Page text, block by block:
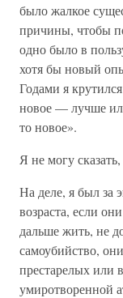
было жалкое
причины, чтобы
одно было в
хотя бы новый
Годами я
новое — лучше
то новое».
Я не могу
На деле, я был за
возраста, если
дальше жить, не
самоубийство,
престарелых или
умиротворенной